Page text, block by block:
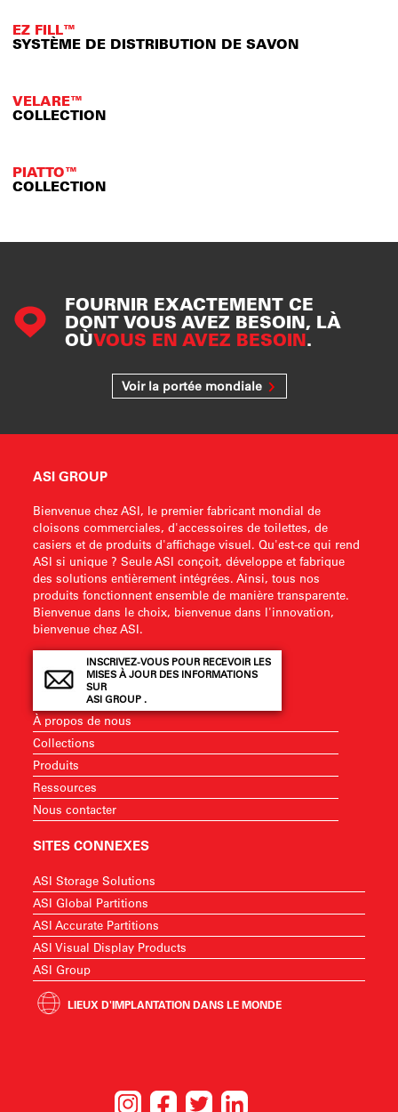
EZ FILL™
SYSTÈME DE DISTRIBUTION DE SAVON
VELARE™
COLLECTION
PIATTO™
COLLECTION
FOURNIR EXACTEMENT CE
DONT VOUS AVEZ BESOIN, LÀ
OÙVOUS EN AVEZ BESOIN.
Voir la portée mondiale
ASI GROUP
Bienvenue chez ASI, le premier fabricant mondial de
cloisons commerciales, d'accessoires de toilettes, de
casiers et de produits d'affichage visuel. Qu'est-ce qui rend
ASI si unique ? Seule ASI conçoit, développe et fabrique
des solutions entièrement intégrées. Ainsi, tous nos
produits fonctionnent ensemble de manière transparente.
Bienvenue dans le choix, bienvenue dans l'innovation,
bienvenue chez ASI.
INSCRIVEZ-VOUS POUR RECEVOIR LES
MISES À JOUR DES INFORMATIONS
SUR
ASI GROUP .
À propos de nous
Collections
Produits
Ressources
Nous contacter
SITES CONNEXES
ASI Storage Solutions
ASI Global Partitions
ASI Accurate Partitions
ASI Visual Display Products
ASI Group
LIEUX D'IMPLANTATION DANS LE MONDE